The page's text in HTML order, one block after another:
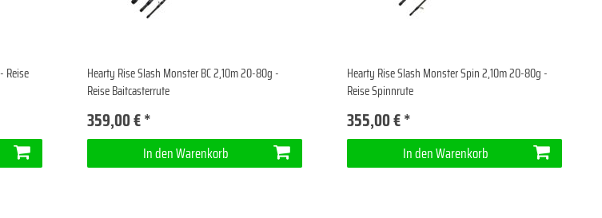
Reise
Hearty Rise Slash Monster BC 2,10m 20-80g -
Reise Baitcasterrute
359,00 € *
In den Warenkorb
Hearty Rise Slash Monster Spin 2,10m 20-80g -
Reise Spinnrute
355,00 € *
In den Warenkorb